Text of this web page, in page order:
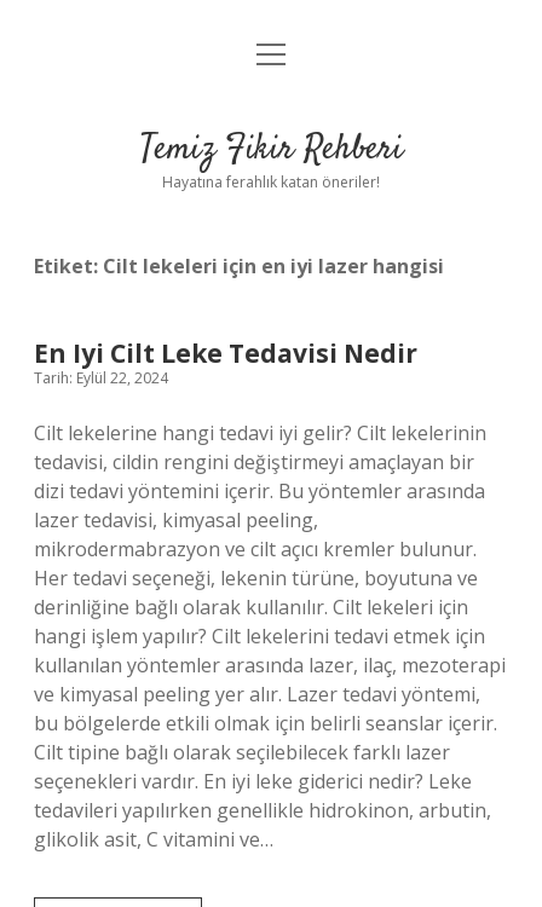
Anasayfa
Yasal Uyarı
menüyü
Temiz Fikir Rehberi
Hayatına ferahlık katan öneriler!
Etiket: Cilt lekeleri için en iyi lazer hangisi
En Iyi Cilt Leke Tedavisi Nedir
Tarih: Eylül 22, 2024
Cilt lekelerine hangi tedavi iyi gelir? Cilt lekelerinin
tedavisi, cildin rengini değiştirmeyi amaçlayan bir
dizi tedavi yöntemini içerir. Bu yöntemler arasında
lazer tedavisi, kimyasal peeling,
mikrodermabrazyon ve cilt açıcı kremler bulunur.
Her tedavi seçeneği, lekenin türüne, boyutuna ve
derinliğine bağlı olarak kullanılır. Cilt lekeleri için
hangi işlem yapılır? Cilt lekelerini tedavi etmek için
kullanılan yöntemler arasında lazer, ilaç, mezoterapi
ve kimyasal peeling yer alır. Lazer tedavi yöntemi,
bu bölgelerde etkili olmak için belirli seanslar içerir.
Cilt tipine bağlı olarak seçilebilecek farklı lazer
seçenekleri vardır. En iyi leke giderici nedir? Leke
tedavileri yapılırken genellikle hidrokinon, arbutin,
glikolik asit, C vitamini ve…